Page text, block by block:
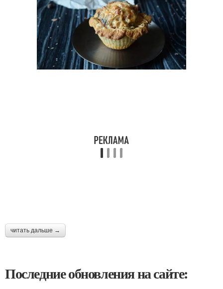
читать дальше →
Последние обновления на сайте: